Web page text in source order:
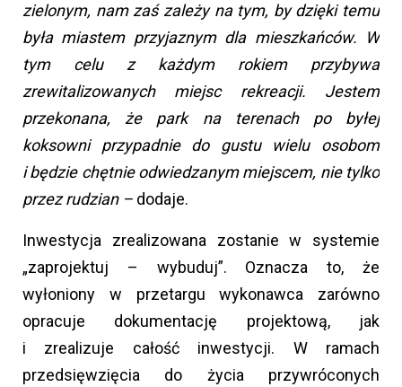
zielonym, nam zaś zależy na tym, by dzięki temu
była miastem przyjaznym dla mieszkańców.
W
tym celu z każdym rokiem przybywa
zrewitalizowanych miejsc rekreacji. Jestem
przekonana, że park na terenach po byłej
koksowni przypadnie do gustu wielu osobom
i będzie chętnie odwiedzanym miejscem, nie tylko
przez rudzian – dodaje.
Inwestycja zrealizowana zostanie w systemie
„zaprojektuj – wybuduj”. Oznacza to, że
wyłoniony w przetargu wykonawca zarówno
opracuje dokumentację projektową, jak
i zrealizuje całość inwestycji. W ramach
przedsięwzięcia do życia przywróconych